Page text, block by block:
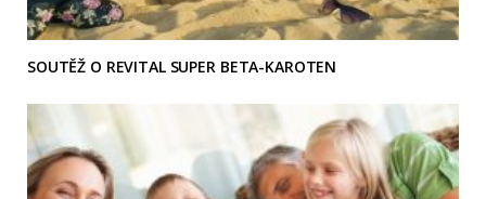
SOUTĚŽ O REVITAL SUPER BETA-KAROTEN